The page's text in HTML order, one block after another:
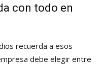
con todo en
recuerda a esos
debe elegir entre